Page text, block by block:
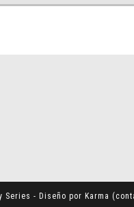
Series - Diseño por Karma (